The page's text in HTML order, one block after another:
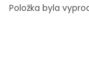
cena:
Položka byla